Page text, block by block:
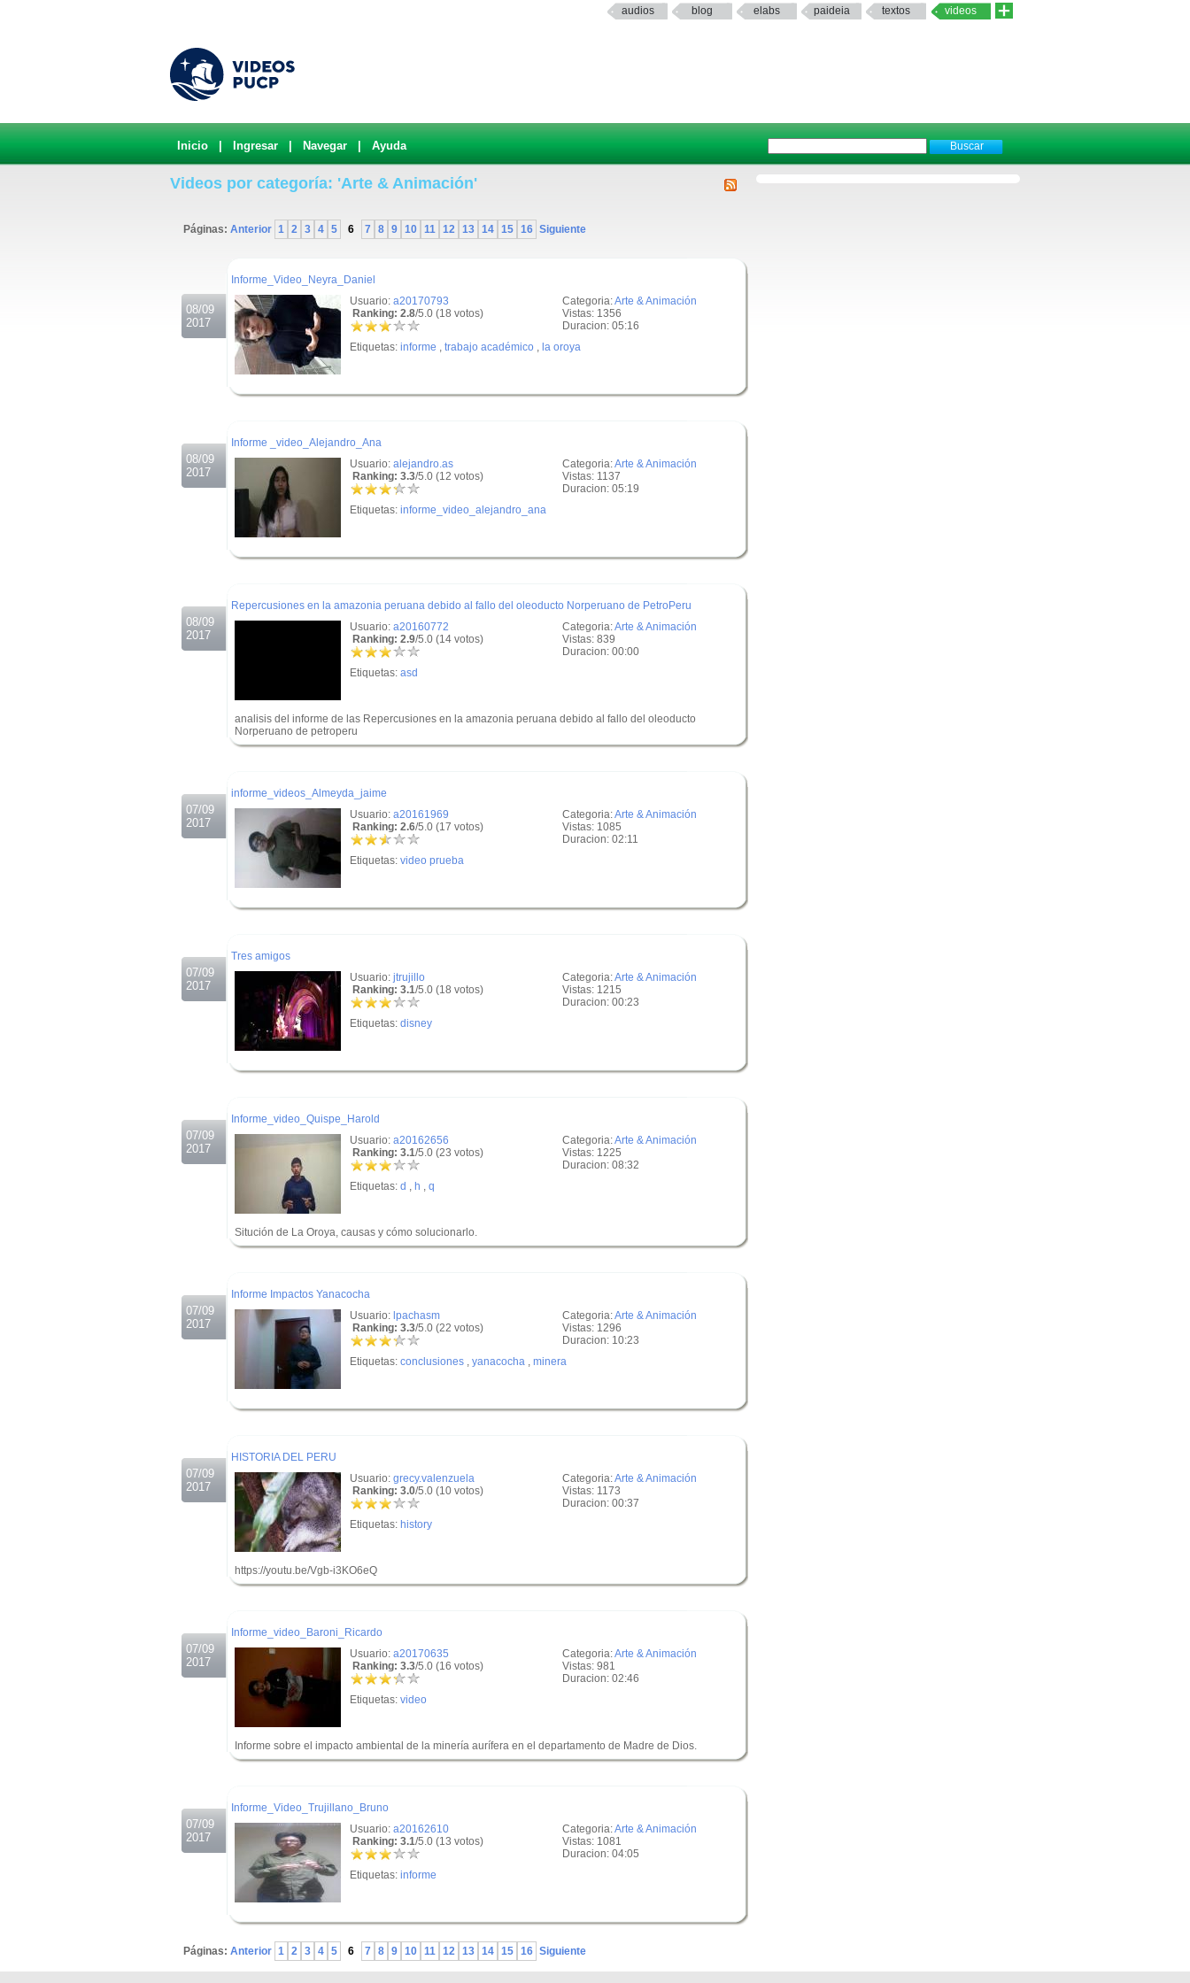
audios blog elabs paideia textos videos
Inicio Ingresar Navegar Ayuda
Videos por categoría: 'Arte & Animación'
Páginas: Anterior 1 2 3 4 5 6 7 8 9 10 11 12 13 14 15 16 Siguiente
08/09
2017
Informe_Video_Neyra_Daniel
Categoria:Arte & Animación
Vistas: 1356
Duracion: 05:16
Usuario: a20170793
Ranking: 2.8/5.0 (18 votos)
Etiquetas: informe , trabajo académico , la oroya
08/09
2017
Informe _video_Alejandro_Ana
Categoria:Arte & Animación
Vistas: 1137
Duracion: 05:19
Usuario: alejandro.as
Ranking: 3.3/5.0 (12 votos)
Etiquetas: informe_video_alejandro_ana
08/09
2017
Repercusiones en la amazonia peruana debido al fallo del oleoducto Norperuano de PetroPeru
Categoria:Arte & Animación
Vistas: 839
Duracion: 00:00
Usuario: a20160772
Ranking: 2.9/5.0 (14 votos)
Etiquetas: asd
analisis del informe de las Repercusiones en la amazonia peruana debido al fallo del oleoducto
Norperuano de petroperu
07/09
2017
informe_videos_Almeyda_jaime
Categoria:Arte & Animación
Vistas: 1085
Duracion: 02:11
Usuario: a20161969
Ranking: 2.6/5.0 (17 votos)
Etiquetas: video prueba
07/09
2017
Tres amigos
Categoria:Arte & Animación
Vistas: 1215
Duracion: 00:23
Usuario: jtrujillo
Ranking: 3.1/5.0 (18 votos)
Etiquetas: disney
07/09
2017
Informe_video_Quispe_Harold
Categoria:Arte & Animación
Vistas: 1225
Duracion: 08:32
Usuario: a20162656
Ranking: 3.1/5.0 (23 votos)
Etiquetas: d , h , q
Situción de La Oroya, causas y cómo solucionarlo.
07/09
2017
Informe Impactos Yanacocha
Categoria:Arte & Animación
Vistas: 1296
Duracion: 10:23
Usuario: lpachasm
Ranking: 3.3/5.0 (22 votos)
Etiquetas: conclusiones , yanacocha , minera
07/09
2017
HISTORIA DEL PERU
Categoria:Arte & Animación
Vistas: 1173
Duracion: 00:37
Usuario: grecy.valenzuela
Ranking: 3.0/5.0 (10 votos)
Etiquetas: history
https://youtu.be/Vgb-i3KO6eQ
07/09
2017
Informe_video_Baroni_Ricardo
Categoria:Arte & Animación
Vistas: 981
Duracion: 02:46
Usuario: a20170635
Ranking: 3.3/5.0 (16 votos)
Etiquetas: video
Informe sobre el impacto ambiental de la minería aurífera en el departamento de Madre de Dios.
07/09
2017
Informe_Video_Trujillano_Bruno
Categoria:Arte & Animación
Vistas: 1081
Duracion: 04:05
Usuario: a20162610
Ranking: 3.1/5.0 (13 votos)
Etiquetas: informe
Páginas: Anterior 1 2 3 4 5 6 7 8 9 10 11 12 13 14 15 16 Siguiente